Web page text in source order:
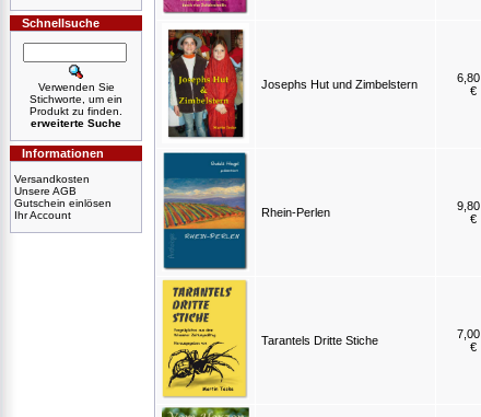
Schnellsuche
Verwenden Sie
Stichworte, um ein
Produkt zu finden.
erweiterte Suche
Informationen
Versandkosten
Unsere AGB
Gutschein einlösen
Ihr Account
Josephs Hut und Zimbelstern
6,80
€
Rhein-Perlen
9,80
€
Tarantels Dritte Stiche
7,00
€